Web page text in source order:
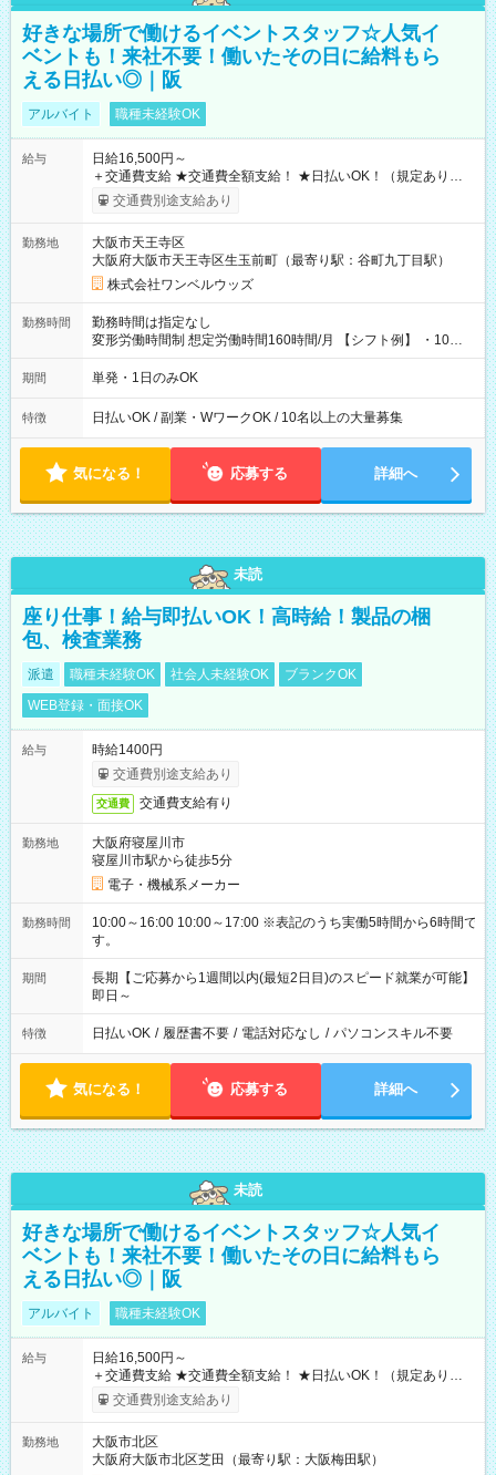
好きな場所で働けるイベントスタッフ☆人気イ
ベントも！来社不要！働いたその日に給料もら
える日払い◎｜阪
アルバイト 職種未経験OK
給与
日給16,500円～
＋交通費支給 ★交通費全額支給！ ★日払いOK！（規定あり） ┗
働いたその日に現金GET♪ お仕事後はコンビニATMから 日払
交通費別途支給あり
勤務地
大阪市天王寺区
大阪府大阪市天王寺区生玉前町（最寄り駅：谷町九丁目駅）
株式会社ワンベルウッズ
勤務時間
勤務時間は指定なし
変形労働時間制 想定労働時間160時間/月 【シフト例】 ・10：
00～20：00
期間 単発・1日のみOK
特徴 日払いOK / 副業・WワークOK / 10名以上の大量募集
気になる！ 応募する 詳細へ
未読
座り仕事！給与即払いOK！高時給！製品の梱
包、検査業務
派遣 職種未経験OK 社会人未経験OK
ブランクOK
WEB登録・面接OK
給与
時給1400円
交通費別途支給あり
交通費 交通費支給有り
勤務地
大阪府寝屋川市
寝屋川市駅から徒歩5分
電子・機械系メーカー
勤務時間
10:00～16:00 10:00～17:00 ※表記のうち実働5時間から6時間で
す。
期間
長期【ご応募から1週間以内(最短2日目)のスピード就業が可能】
即日～
特徴 日払いOK / 履歴書不要 / 電話対応なし / パソコンスキル不要
気になる！ 応募する 詳細へ
未読
好きな場所で働けるイベントスタッフ☆人気イ
ベントも！来社不要！働いたその日に給料もら
える日払い◎｜阪
アルバイト 職種未経験OK
給与
日給16,500円～
＋交通費支給 ★交通費全額支給！ ★日払いOK！（規定あり） ┗
働いたその日に現金GET♪ お仕事後はコンビニATMから 日払
交通費別途支給あり
勤務地
大阪市北区
大阪府大阪市北区芝田（最寄り駅：大阪梅田駅）